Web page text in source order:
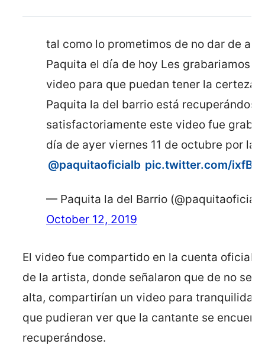
tal como lo prometimos de no dar de
Paquita el día de hoy Les grabariamos
video para que puedan tener la certeza
Paquita la del barrio está recuperándose
satisfactoriamente este video fue
día de ayer viernes 11 de octubre por la
@paquitaoficialb pic.twitter.com/
— Paquita la del Barrio
October 12, 2019
El video fue compartido en la cuenta oficial
de la artista, donde señalaron que de no ser
alta, compartirían un video para tranquilidad
que pudieran ver que la cantante se
recuperándose.